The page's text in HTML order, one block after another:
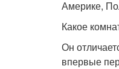
Америке,
Какое
Он
впервые